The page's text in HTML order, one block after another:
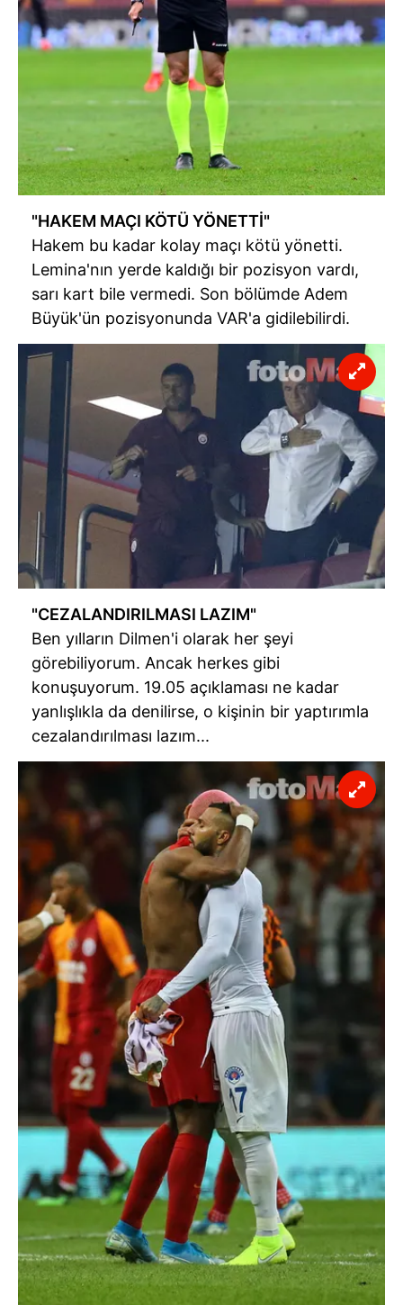
"HAKEM MAÇI KÖTÜ YÖNETTİ"
Hakem bu kadar kolay maçı kötü yönetti.
Lemina'nın yerde kaldığı bir pozisyon vardı,
sarı kart bile vermedi. Son bölümde Adem
Büyük'ün pozisyonunda VAR'a gidilebilirdi.
"CEZALANDIRILMASI LAZIM"
Ben yılların Dilmen'i olarak her şeyi
görebiliyorum. Ancak herkes gibi
konuşuyorum. 19.05 açıklaması ne kadar
yanlışlıkla da denilirse, o kişinin bir yaptırımla
cezalandırılması lazım...